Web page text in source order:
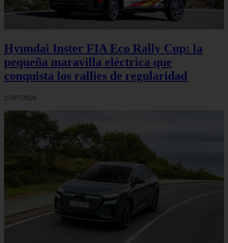
Hyundai Inster FIA Eco Rally Cup: la
pequeña maravilla eléctrica que
conquista los rallies de regularidad
23/07/2026